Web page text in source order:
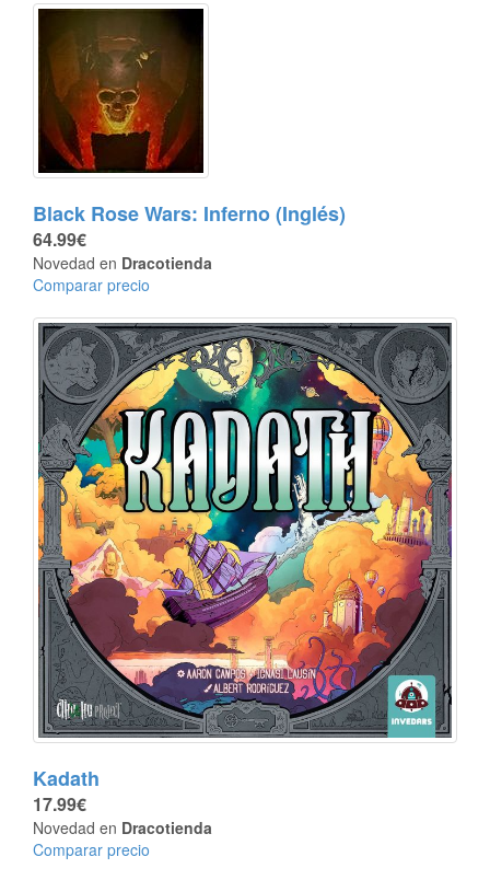
Black Rose Wars: Inferno (Inglés)
64.99€
Novedad en Dracotienda
Comparar precio
Kadath
17.99€
Novedad en Dracotienda
Comparar precio